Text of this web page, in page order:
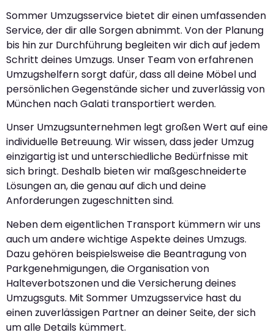
Sommer Umzugsservice bietet dir einen umfassenden
Service, der dir alle Sorgen abnimmt. Von der Planung
bis hin zur Durchführung begleiten wir dich auf jedem
Schritt deines Umzugs. Unser Team von erfahrenen
Umzugshelfern sorgt dafür, dass all deine Möbel und
persönlichen Gegenstände sicher und zuverlässig von
München nach Galati transportiert werden.
Unser Umzugsunternehmen legt großen Wert auf eine
individuelle Betreuung. Wir wissen, dass jeder Umzug
einzigartig ist und unterschiedliche Bedürfnisse mit
sich bringt. Deshalb bieten wir maßgeschneiderte
Lösungen an, die genau auf dich und deine
Anforderungen zugeschnitten sind.
Neben dem eigentlichen Transport kümmern wir uns
auch um andere wichtige Aspekte deines Umzugs.
Dazu gehören beispielsweise die Beantragung von
Parkgenehmigungen, die Organisation von
Halteverbotszonen und die Versicherung deines
Umzugsguts. Mit Sommer Umzugsservice hast du
einen zuverlässigen Partner an deiner Seite, der sich
um alle Details kümmert.